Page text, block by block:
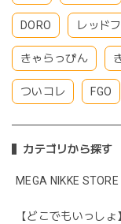
DORO レッド
きゃらっぴん
ついコレ FGO
カテゴリから探す
MEGA NIKKE STORE
【どこでもいっし